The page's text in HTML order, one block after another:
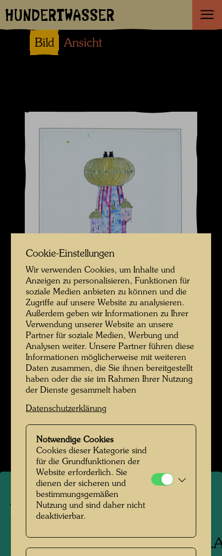
HUNDERTWASSER
Bild Ansicht
ARCH 122/III
"MOP" MAISHIMA
Cookie-Einstellungen
Wir verwenden Cookies, um Inhalte und
Anzeigen zu personalisieren, Funktionen für
soziale Medien anbieten zu können und die
Zugriffe auf unsere Website zu analysieren.
Außerdem geben wir Informationen zu Ihrer
Verwendung unserer Website an unsere
Partner für soziale Medien, Werbung und
Analysen weiter. Unsere Partner führen diese
Informationen möglicherweise mit weiteren
Daten zusammen, die Sie ihnen bereitgestellt
haben oder die sie im Rahmen Ihrer Nutzung
der Dienste gesammelt haben
Datenschutzerklärung
Notwendige Cookies
Cookies dieser Kategorie sind
für die Grundfunktionen der
Website erforderlich. Sie
dienen der sicheren und
bestimmungsgemäßen
Nutzung und sind daher nicht
deaktivierbar.